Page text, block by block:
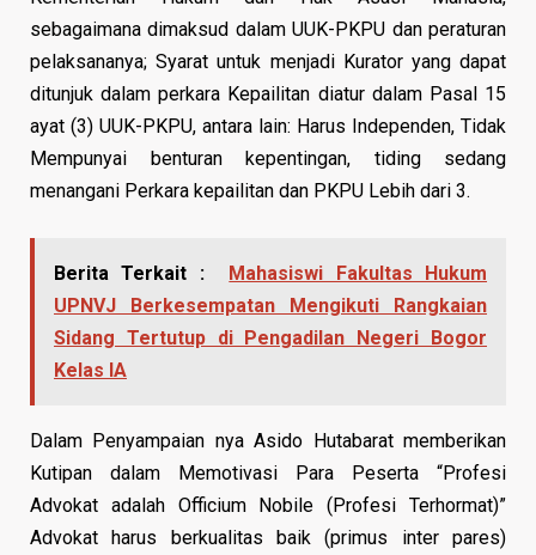
sebagaimana dimaksud dalam UUK-PKPU dan peraturan
pelaksananya; Syarat untuk menjadi Kurator yang dapat
ditunjuk dalam perkara Kepailitan diatur dalam Pasal 15
ayat (3) UUK-PKPU, antara lain: Harus Independen, Tidak
Mempunyai benturan kepentingan, tiding sedang
menangani Perkara kepailitan dan PKPU Lebih dari 3.
Berita Terkait :
Mahasiswi Fakultas Hukum
UPNVJ Berkesempatan Mengikuti Rangkaian
Sidang Tertutup di Pengadilan Negeri Bogor
Kelas IA
Dalam Penyampaian nya Asido Hutabarat memberikan
Kutipan dalam Memotivasi Para Peserta “Profesi
Advokat adalah Officium Nobile (Profesi Terhormat)”
Advokat harus berkualitas baik (primus inter pares)